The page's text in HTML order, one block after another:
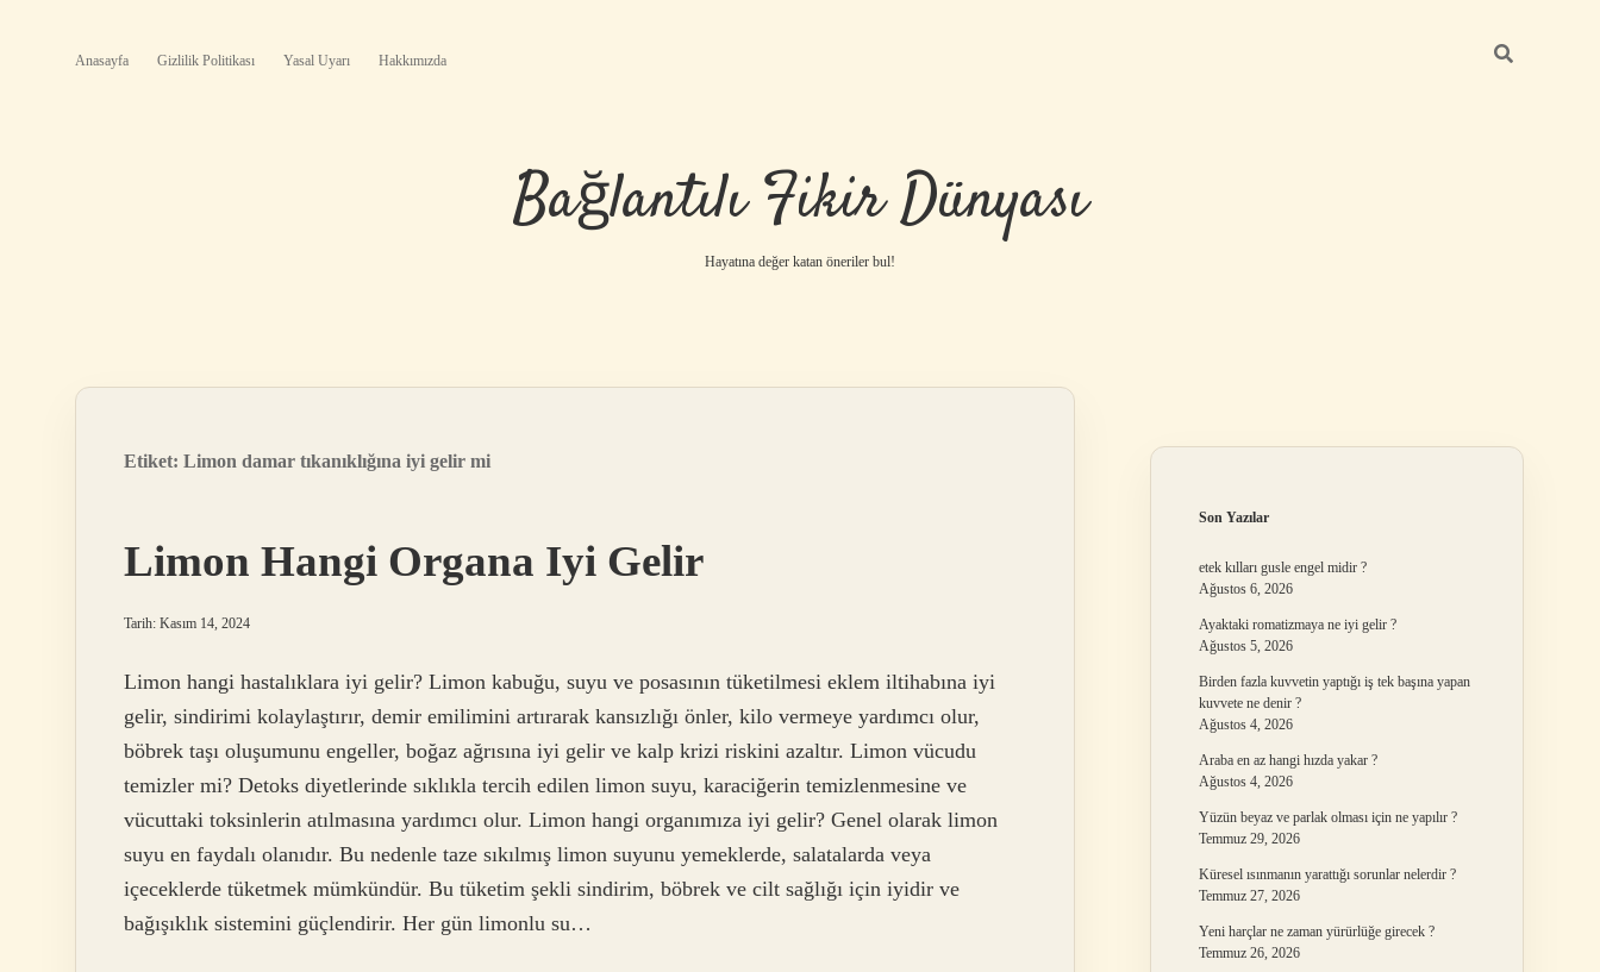
Anasayfa Gizlilik Politikası Yasal Uyarı Hakkımızda
Bağlantılı Fikir Dünyası
Hayatına değer katan öneriler bul!
Etiket: Limon damar tıkanıklığına iyi gelir mi
Limon Hangi Organa Iyi Gelir
Tarih: Kasım 14, 2024
Limon hangi hastalıklara iyi gelir? Limon kabuğu, suyu ve posasının tüketilmesi eklem iltihabına iyi
gelir, sindirimi kolaylaştırır, demir emilimini artırarak kansızlığı önler, kilo vermeye yardımcı olur,
böbrek taşı oluşumunu engeller, boğaz ağrısına iyi gelir ve kalp krizi riskini azaltır. Limon vücudu
temizler mi? Detoks diyetlerinde sıklıkla tercih edilen limon suyu, karaciğerin temizlenmesine ve
vücuttaki toksinlerin atılmasına yardımcı olur. Limon hangi organımıza iyi gelir? Genel olarak limon
suyu en faydalı olanıdır. Bu nedenle taze sıkılmış limon suyunu yemeklerde, salatalarda veya
içeceklerde tüketmek mümkündür. Bu tüketim şekli sindirim, böbrek ve cilt sağlığı için iyidir ve
bağışıklık sistemini güçlendirir. Her gün limonlu su…
Son Yazılar
etek kılları gusle engel midir ?
Ağustos 6, 2026
Ayaktaki romatizmaya ne iyi gelir ?
Ağustos 5, 2026
Birden fazla kuvvetin yaptığı iş tek başına yapan
kuvvete ne denir ?
Ağustos 4, 2026
Araba en az hangi hızda yakar ?
Ağustos 4, 2026
Yüzün beyaz ve parlak olması için ne yapılır ?
Temmuz 29, 2026
Küresel ısınmanın yarattığı sorunlar nelerdir ?
Temmuz 27, 2026
Yeni harçlar ne zaman yürürlüğe girecek ?
Temmuz 26, 2026